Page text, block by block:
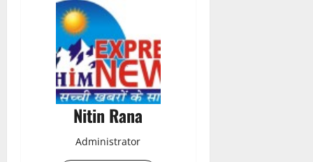
Nitin Rana
Administrator